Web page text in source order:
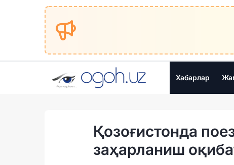
Хабарлар
Қозоғистонда
заҳарланиш